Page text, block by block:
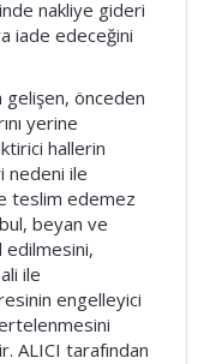
nakliye gideri
iade edeceğini
gelişen, önceden
yerine
hallerin
nedeni ile
teslim edemez
beyan ve
edilmesini,
ile
engelleyici
ALICI tarafından